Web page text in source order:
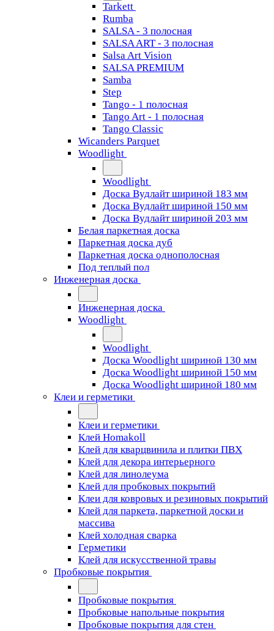
Tarkett
Rumba
SALSA - 3 полосная
SALSA ART - 3 полосная
Salsa Art Vision
SALSA PREMIUM
Samba
Step
Tango - 1 полосная
Tango Art - 1 полосная
Tango Classiс
Wicanders Parquet
Woodlight
Woodlight
Доска Вудлайт шириной 183 мм
Доска Вудлайт шириной 150 мм
Доска Вудлайт шириной 203 мм
Белая паркетная доска
Паркетная доска дуб
Паркетная доска однополосная
Под теплый пол
Инженерная доска
Инженерная доска
Woodlight
Woodlight
Доска Woodlight шириной 130 мм
Доска Woodlight шириной 150 мм
Доска Woodlight шириной 180 мм
Клеи и герметики
Клеи и герметики
Клей Homakoll
Клей для кварцвинила и плитки ПВХ
Клей для декора интерьерного
Клей для линолеума
Клей для пробковых покрытий
Клеи для ковровых и резиновых покрытий
Клей для паркета, паркетной доски и
массива
Клей холодная сварка
Герметики
Клей для искусственной травы
Пробковые покрытия
Пробковые покрытия
Пробковые напольные покрытия
Пробковые покрытия для стен